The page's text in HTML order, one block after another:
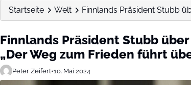
Startseite Welt Finnlands Präsident Stubb
Finnlands Präsident Stubb
„Der Weg zum Frieden führt
Peter Zeifert•10. Mai 2024